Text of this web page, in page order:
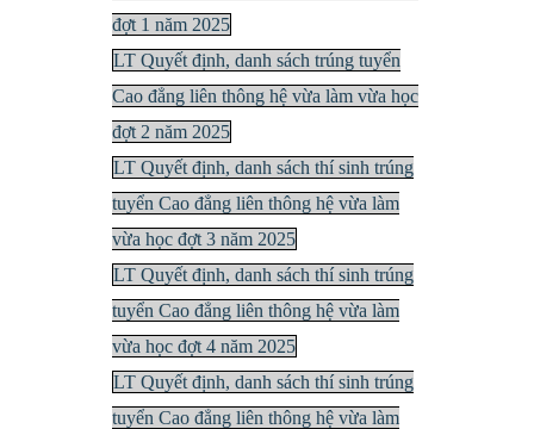
đợt 1 năm 2025
LT Quyết định, danh sách trúng tuyển
Cao đẳng liên thông hệ vừa làm vừa học
đợt 2 năm 2025
LT Quyết định, danh sách thí sinh trúng
tuyển Cao đẳng liên thông hệ vừa làm
vừa học đợt 3 năm 2025
LT Quyết định, danh sách thí sinh trúng
tuyển Cao đẳng liên thông hệ vừa làm
vừa học đợt 4 năm 2025
LT Quyết định, danh sách thí sinh trúng
tuyển Cao đẳng liên thông hệ vừa làm